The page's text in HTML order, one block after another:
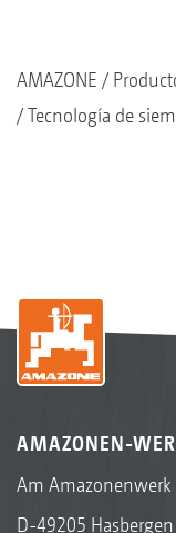
AMAZONE
Tecnología de
AMAZONEN-
Am
D-49205